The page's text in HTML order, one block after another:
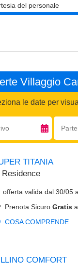
del personale
Villaggio
le date per
TITANIA
Residence
offerta valida dal 30/05
Prenota Sicuro Gratis
COSA COMPRENDE
COMFORT